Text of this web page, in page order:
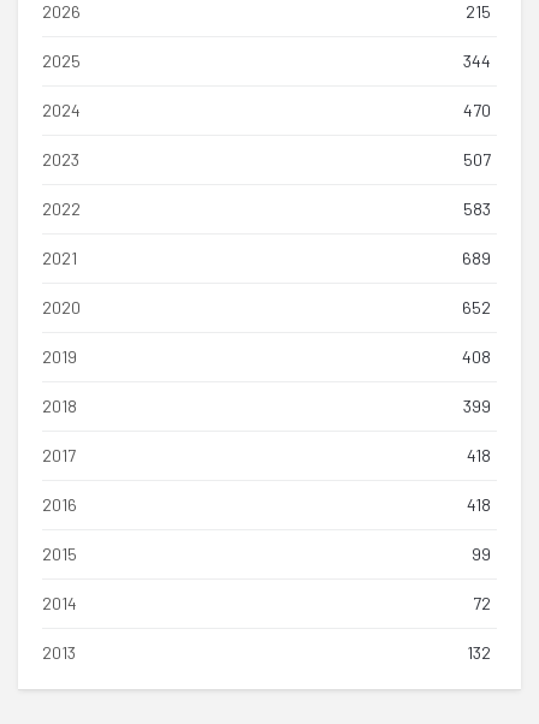
2026 215
2025 344
2024 470
2023 507
2022 583
2021 689
2020 652
2019 408
2018 399
2017 418
2016 418
2015 99
2014 72
2013 132